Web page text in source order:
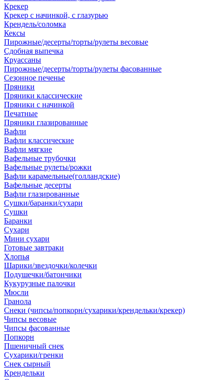
Крекер
Крекер с начинкой, с глазурью
Крендель/соломка
Кексы
Пирожные/десерты/торты/рулеты весовые
Сдобная выпечка
Круассаны
Пирожные/десерты/торты/рулеты фасованные
Сезонное печенье
Пряники
Пряники классические
Пряники с начинкой
Печатные
Пряники глазированные
Вафли
Вафли классические
Вафли мягкие
Вафельные трубочки
Вафельные рулеты/рожки
Вафли карамельные(голландские)
Вафельные десерты
Вафли глазированные
Сушки/баранки/сухари
Сушки
Баранки
Сухари
Мини сухари
Готовые завтраки
Хлопья
Шарики/звездочки/колечки
Подушечки/батончики
Кукурузные палочки
Мюсли
Гранола
Снеки (чипсы/попкорн/сухарики/крендельки/крекер)
Чипсы весовые
Чипсы фасованные
Попкорн
Пшеничный снек
Сухарики/гренки
Снек сырный
Крендельки